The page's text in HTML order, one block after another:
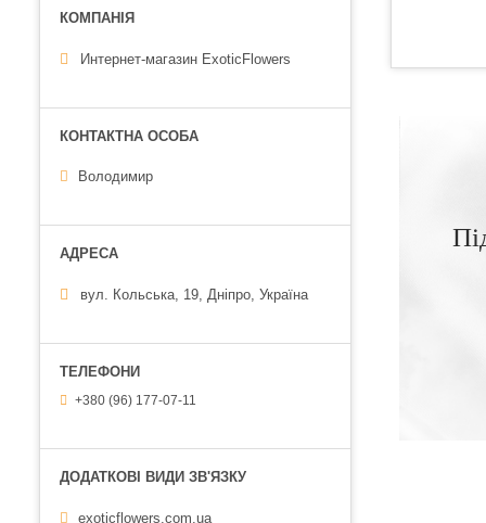
Интернет-магазин ExoticFlowers
Володимир
вул. Кольська, 19, Дніпро, Україна
+380 (96) 177-07-11
exoticflowers.com.ua